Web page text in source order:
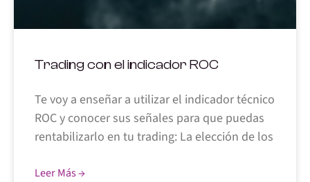
Trading con el indicador ROC
Te voy a enseñar a utilizar el indicador técnico
ROC y conocer sus señales para que puedas
rentabilizarlo en tu trading: La elección de los
Leer Más →